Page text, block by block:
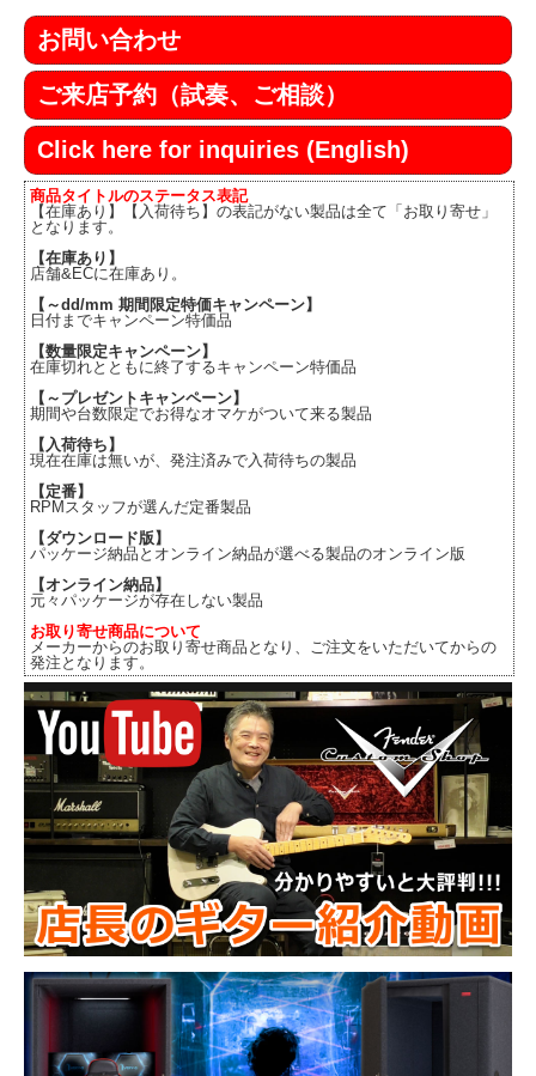
お問い合わせ
ご来店予約（試奏、ご相談）
Click here for inquiries (English)
商品タイトルのステータス表記
【在庫あり】【入荷待ち】の表記がない製品は全て「お取り寄せ」
となります。
【在庫あり】
店舗&ECに在庫あり。
【～dd/mm 期間限定特価キャンペーン】
日付までキャンペーン特価品
【数量限定キャンペーン】
在庫切れとともに終了するキャンペーン特価品
【～プレゼントキャンペーン】
期間や台数限定でお得なオマケがついて来る製品
【入荷待ち】
現在在庫は無いが、発注済みで入荷待ちの製品
【定番】
RPMスタッフが選んだ定番製品
【ダウンロード版】
パッケージ納品とオンライン納品が選べる製品のオンライン版
【オンライン納品】
元々パッケージが存在しない製品
お取り寄せ商品について
メーカーからのお取り寄せ商品となり、ご注文をいただいてからの
発注となります。